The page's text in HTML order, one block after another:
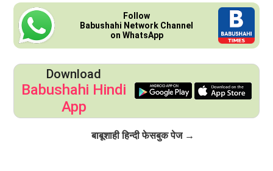
Follow
Babushahi Network Channel
on WhatsApp
Download
Babushahi Hindi
App
बाबूशाही हिन्दी फेसबुक पेज →